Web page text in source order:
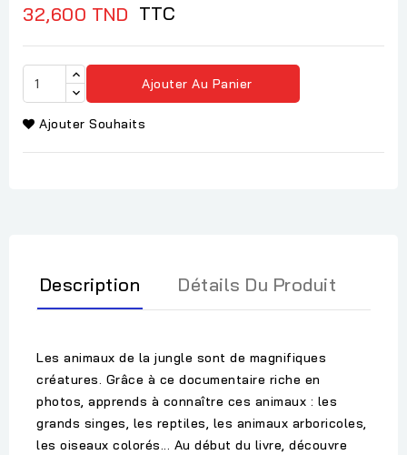
32,600 TND TTC
Ajouter Au Panier
Ajouter Souhaits
Description Détails Du Produit
Les animaux de la jungle sont de magnifiques
créatures. Grâce à ce documentaire riche en
photos, apprends à connaître ces animaux : les
grands singes, les reptiles, les animaux arboricoles,
les oiseaux colorés... Au début du livre, découvre